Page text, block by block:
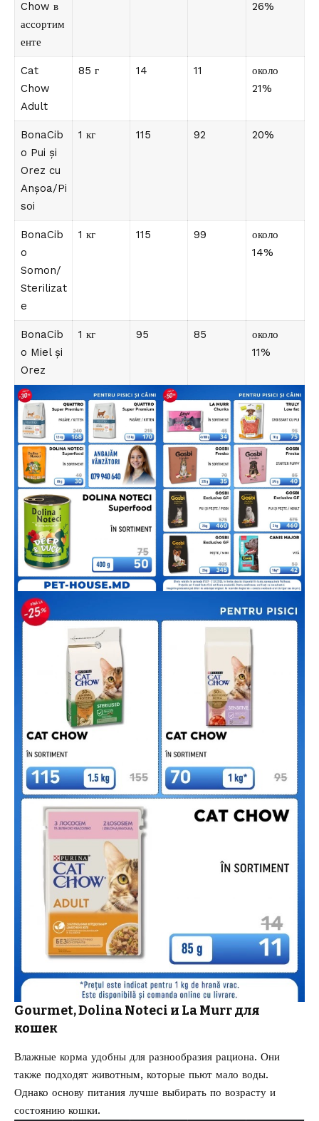
Chow в
ассортим
енте
26%
Cat
Chow
Adult
85 г 14 11
около
21%
BonaCib
o Pui și
Orez cu
Anșoa/Pi
soi
1 кг 115 92 20%
BonaCib
o
Somon/
Sterilizat
e
1 кг 115 99
около
14%
BonaCib
o Miel și
Orez
1 кг 95 85
около
11%
Gourmet, Dolina Noteci и La Murr для
кошек
Влажные корма удобны для разнообразия рациона. Они
также подходят животным, которые пьют мало воды.
Однако основу питания лучше выбирать по возрасту и
состоянию кошки.